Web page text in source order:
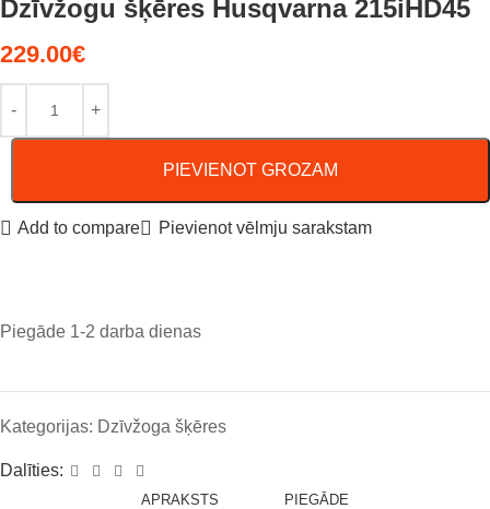
Dzīvžogu šķēres Husqvarna 215iHD45
229.00€
PIEVIENOT GROZAM
Add to compare Pievienot vēlmju sarakstam
Piegāde 1-2 darba dienas
Kategorijas: Dzīvžoga šķēres
Dalīties:
APRAKSTS PIEGĀDE